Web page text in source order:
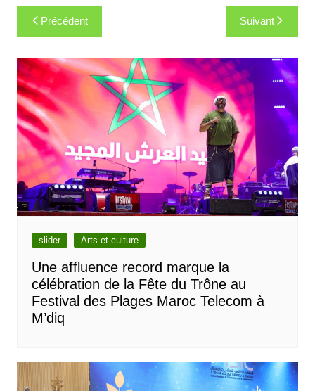
Navigation
de
l’article
Précédent Suivant
slider Arts et culture
Une affluence record marque la
célébration de la Fête du Trône au
Festival des Plages Maroc Telecom à
M’diq